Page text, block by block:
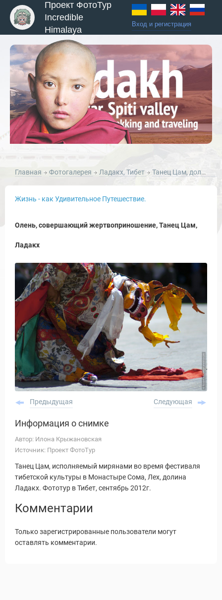
и Туры
Проект ФотоТур
Incredible
Himalaya
Вход и регистрация
Главная Фотогалерея Ладакх, Тибет Танец Цам, долина Ладакх, Тибет, 2010 год.
Жизнь - как Удивительное Путешествие.
Олень, совершающий жертвоприношение, Танец Цам,
Ладакх
Предыдущая Следующая
Информация о снимке
Автор: Илона Крыжановская
Источник: Проект ФотоТур
Танец Цам, исполняемый мирянами во время фестиваля
тибетской культуры в Монастыре Сома, Лех, долина
Ладакх. Фототур в Тибет, сентябрь 2012г.
Комментарии
Только зарегистрированные пользователи могут
оставлять комментарии.